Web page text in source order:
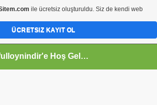
fulloynindir'e Hoş Geldiniz
ile ücretsiz oluşturuldu. Siz de kendi web
ÜCRETSIZ KAYIT OL